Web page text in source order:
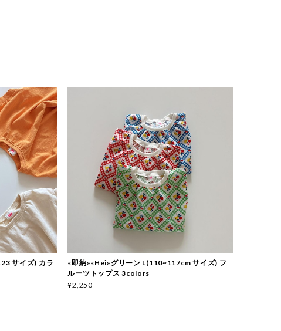
サイズ) カラ
«即納»«Hei»グリーン L(110~117cm サイズ) フ
ルーツトップス 3colors
¥2,250